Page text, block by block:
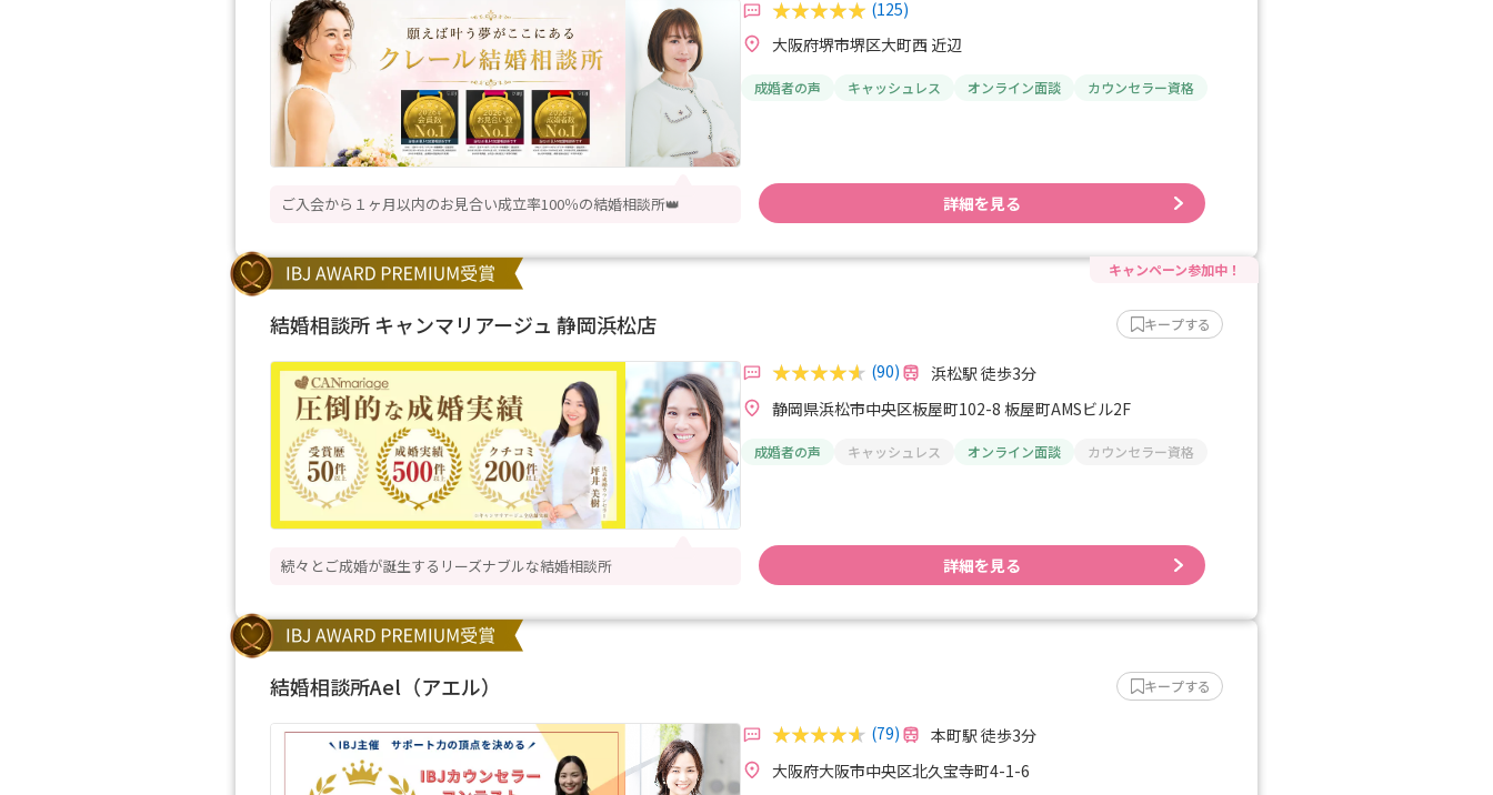
ご入会から１ヶ月以内のお見合い成立率100％の結婚相談所👑
(125)
大阪府堺市堺区大町西 近辺
成婚者の声 キャッシュレス オンライン面談 カウンセラー資格
詳細を見る
結婚相談所 キャンマリアージュ 静岡浜松店 キープする
続々とご成婚が誕生するリーズナブルな結婚相談所
(90)
浜松駅 徒歩3分
静岡県浜松市中央区板屋町102-8 板屋町AMSビル2F
成婚者の声 キャッシュレス オンライン面談 カウンセラー資格
詳細を見る
結婚相談所Ael（アエル） キープする
(79)
本町駅 徒歩3分
大阪府大阪市中央区北久宝寺町4-1-6